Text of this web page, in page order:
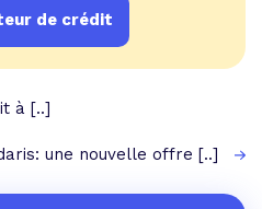
de crédit
à [..]
une nouvelle offre [..]